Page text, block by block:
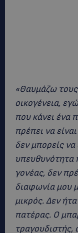
«Θαυμάζω
οικογένεια,
που κάνει ένα
πρέπει να
δεν μπορείς να
υπευθυνότητα
γονέας, δεν
διαφωνία μου
μικρός. Δεν
πατέρας. Ο
τραγουδιστής,